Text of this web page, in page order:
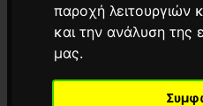
παροχή λειτουργιών
και την ανάλυση της
μας.
Special Glazing
Γνωρίστε μας
Επιστολή C.E.O.